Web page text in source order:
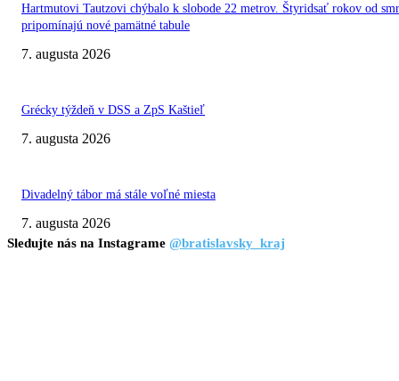
Hartmutovi Tautzovi chýbalo k slobode 22 metrov. Štyridsať rokov od
pripomínajú nové pamätné tabule
7. augusta 2026
Grécky týždeň v DSS a ZpS Kaštieľ
7. augusta 2026
Divadelný tábor má stále voľné miesta
7. augusta 2026
Sledujte nás na Instagrame @bratislavsky_kraj